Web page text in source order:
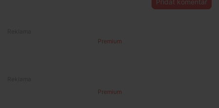
Přidat komentář
Premium
Premium